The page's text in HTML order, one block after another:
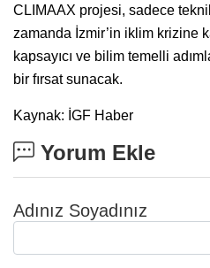
CLIMAAX projesi, sadece
zamanda İzmir’in iklim krizine
kapsayıcı ve bilim temelli
bir fırsat sunacak.
Kaynak: İGF Haber
Yorum Ekle
Adınız Soyadınız